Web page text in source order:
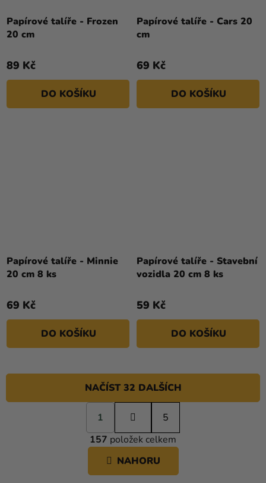
Papírové talíře - Frozen
20 cm
89 Kč
DO KOŠÍKU
Papírové talíře - Cars 20
cm
69 Kč
DO KOŠÍKU
Papírové talíře - Minnie
20 cm 8 ks
69 Kč
DO KOŠÍKU
Papírové talíře - Stavební
vozidla 20 cm 8 ks
59 Kč
DO KOŠÍKU
O
V
L
Á
NAČÍST 32 DALŠÍCH
S
t
r
á
k
o
1
5
157 položek celkem
NAHORU